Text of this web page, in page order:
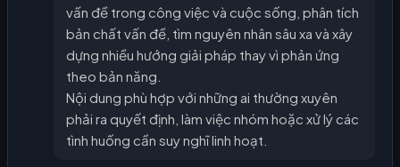
vấn đề trong công việc và cuộc sống, phân tích
bản chất vấn đề, tìm nguyên nhân sâu xa và xây
dựng nhiều hướng giải pháp thay vì phản ứng
theo bản năng.
Nội dung phù hợp với những ai thường xuyên
phải ra quyết định, làm việc nhóm hoặc xử lý các
tình huống cần suy nghĩ linh hoạt.